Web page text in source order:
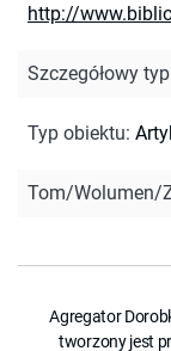
http://
Szczegółowy
Typ obiektu:
Tom/Wolumen/
Agregator
tworzony jest